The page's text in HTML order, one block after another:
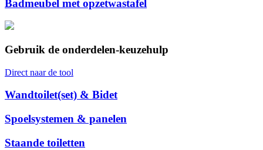
Badmeubel met opzetwastafel
Gebruik de onderdelen-keuzehulp
Direct naar de tool
Wandtoilet(set) & Bidet
Spoelsystemen & panelen
Staande toiletten